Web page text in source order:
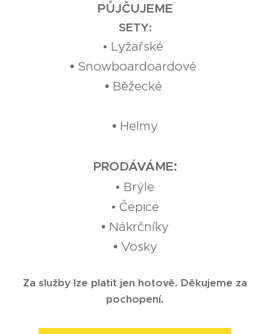
PŮJČUJEME
SETY:
• Lyžařské
• Snowboardoardové
• Běžecké
• Helmy
PRODÁVÁME:
• Brýle
• Čepice
• Nákrčníky
• Vosky
Za služby lze platit jen hotově. Děkujeme za
pochopení.